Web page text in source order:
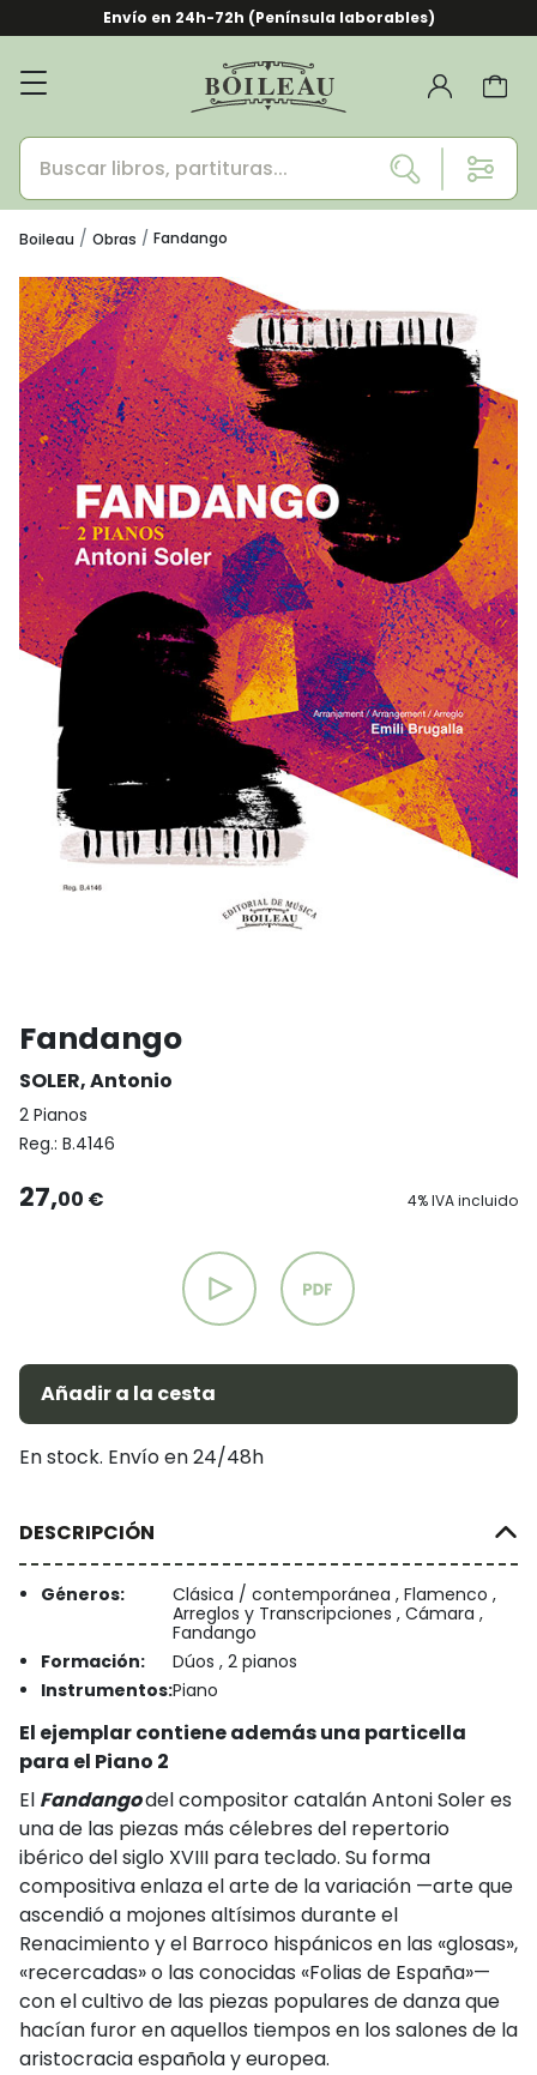
Envío en 24h-72h (Península laborables)
Boileau Obras Fandango
Fandango
SOLER, Antonio
2 Pianos
Reg.: B.4146
27,00 € 4% IVA incluido
Añadir a la cesta
En stock. Envío en 24/48h
DESCRIPCIÓN
Géneros:
Clásica / contemporánea , Flamenco ,
Arreglos y Transcripciones , Cámara ,
Fandango
Formación:
Dúos , 2 pianos
Instrumentos:Piano
El ejemplar contiene además una particella
para el Piano 2
El Fandangodel compositor catalán Antoni Soler es
una de las piezas más célebres del repertorio
ibérico del siglo XVIII para teclado. Su forma
compositiva enlaza el arte de la variación —arte que
ascendió a mojones altísimos durante el
Renacimiento y el Barroco hispánicos en las «glosas»,
«recercadas» o las conocidas «Folias de España»—
con el cultivo de las piezas populares de danza que
hacían furor en aquellos tiempos en los salones de la
aristocracia española y europea.